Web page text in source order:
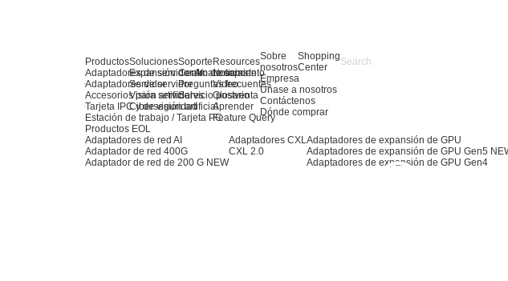
Productos
Adaptadores de servidor AI
Adaptadores de servidor
Accesorios para servidores
Tarjeta IPC y de visión artificial
Estación de trabajo / Tarjeta PC
Productos EOL
Adaptadores de red AI
Adaptador de red 400G
Adaptador de red de 200 G NEW
Adaptadores CXL
CXL 2.0
Adaptadores de expansión de GPU
Adaptadores de expansión de GPU Gen5
Adaptadores de expansión de GPU Gen4
Soluciones
Expansión de almacenamiento
Servidor
Visión artificial
Ciberseguridad
Soporte
Centro de soporte
Preguntas frecuentes
Servicio postventa
Resources
Noticias
Video
Glosario
Aprender
Feature Query
Sobre
nosotros
Empresa
Únase a nosotros
Contáctenos
Dónde comprar
Shopping
Center